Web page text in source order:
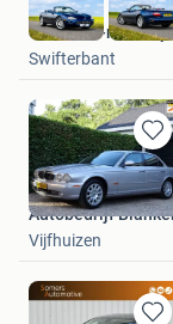
exclusive-mobility
Swifterbant
in
Mijn
Autobedrijf
Vijfhuizen